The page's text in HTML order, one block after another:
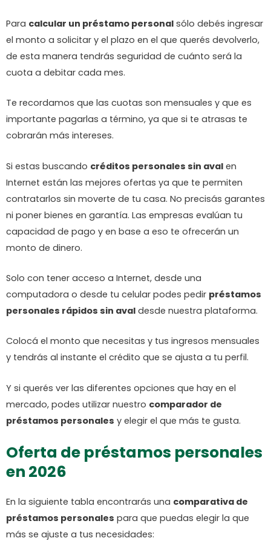
Para calcular un préstamo personal sólo debés ingresar
el monto a solicitar y el plazo en el que querés devolverlo,
de esta manera tendrás seguridad de cuánto será la
cuota a debitar cada mes.
Te recordamos que las cuotas son mensuales y que es
importante pagarlas a término, ya que si te atrasas te
cobrarán más intereses.
Si estas buscando créditos personales sin aval en
Internet están las mejores ofertas ya que te permiten
contratarlos sin moverte de tu casa. No precisás garantes
ni poner bienes en garantía. Las empresas evalúan tu
capacidad de pago y en base a eso te ofrecerán un
monto de dinero.
Solo con tener acceso a Internet, desde una
computadora o desde tu celular podes pedir préstamos
personales rápidos sin aval desde nuestra plataforma.
Colocá el monto que necesitas y tus ingresos mensuales
y tendrás al instante el crédito que se ajusta a tu perfil.
Y si querés ver las diferentes opciones que hay en el
mercado, podes utilizar nuestro comparador de
préstamos personales y elegir el que más te gusta.
Oferta de préstamos personales
en 2026
En la siguiente tabla encontrarás una comparativa de
préstamos personales para que puedas elegir la que
más se ajuste a tus necesidades: